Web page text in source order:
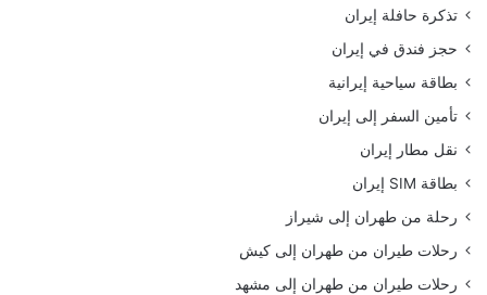
تذكرة حافلة إيران
حجز فندق في إيران
بطاقة سياحية إيرانية
تأمين السفر إلى إيران
نقل مطار إيران
بطاقة SIM إيران
رحلة من طهران إلى شيراز
رحلات طيران من طهران إلى كيش
رحلات طيران من طهران إلى مشهد